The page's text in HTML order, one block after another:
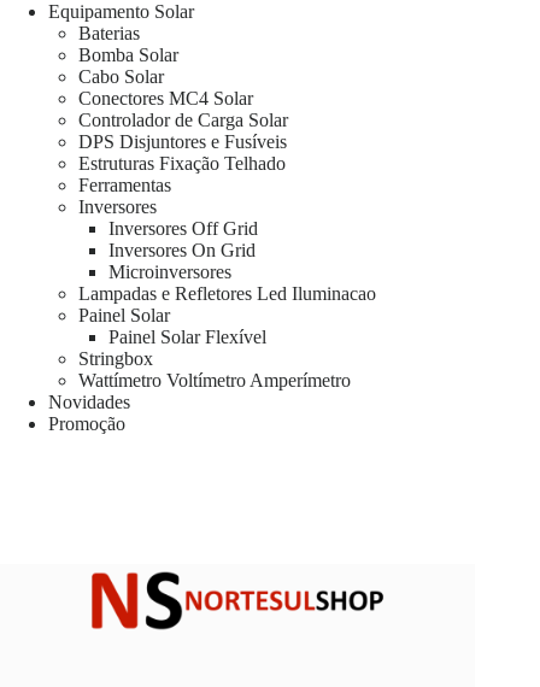
Equipamento Solar
Baterias
Bomba Solar
Cabo Solar
Conectores MC4 Solar
Controlador de Carga Solar
DPS Disjuntores e Fusíveis
Estruturas Fixação Telhado
Ferramentas
Inversores
Inversores Off Grid
Inversores On Grid
Microinversores
Lampadas e Refletores Led Iluminacao
Painel Solar
Painel Solar Flexível
Stringbox
Wattímetro Voltímetro Amperímetro
Novidades
Promoção